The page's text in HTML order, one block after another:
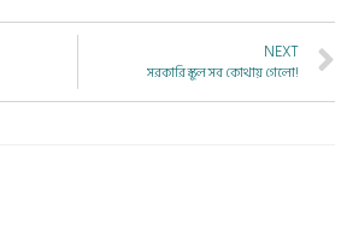
NEXT
সরকারি স্কুল সব কোথায় গেলো!